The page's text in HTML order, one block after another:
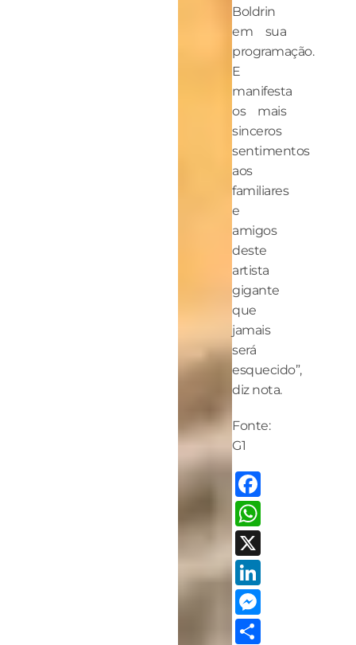
Boldrin
em sua
programação.
E
manifesta
os mais
sinceros
sentimentos
aos
familiares
e
amigos
deste
artista
gigante
que
jamais
será
esquecido”,
diz nota.
Fonte:
G1